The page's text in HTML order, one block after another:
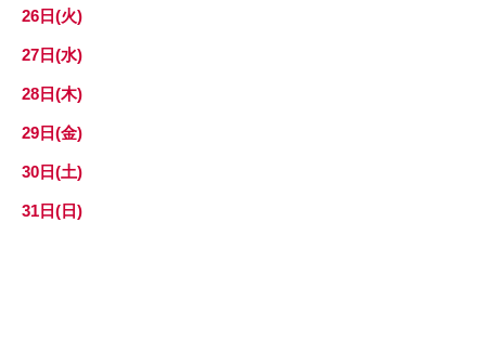
26日(火)
27日(水)
28日(木)
29日(金)
30日(土)
31日(日)